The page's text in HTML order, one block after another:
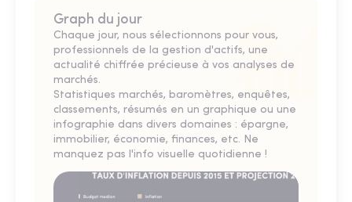
Graph du jour
Chaque jour, nous sélectionnons pour vous,
professionnels de la gestion d'actifs, une
actualité chiffrée précieuse à vos analyses de
marchés.
Statistiques marchés, baromètres, enquêtes,
classements, résumés en un graphique ou une
infographie dans divers domaines : épargne,
immobilier, économie, finances, etc. Ne
manquez pas l'info visuelle quotidienne !